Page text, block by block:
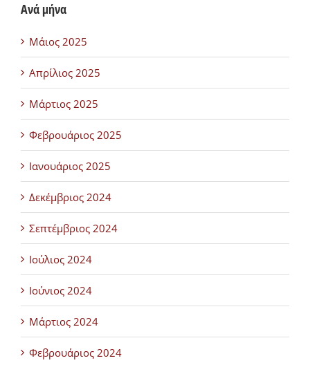
Ανά μήνα
Μάιος 2025
Απρίλιος 2025
Μάρτιος 2025
Φεβρουάριος 2025
Ιανουάριος 2025
Δεκέμβριος 2024
Σεπτέμβριος 2024
Ιούλιος 2024
Ιούνιος 2024
Μάρτιος 2024
Φεβρουάριος 2024